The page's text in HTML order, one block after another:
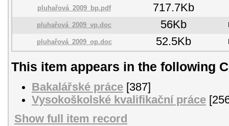
pluhařová_2009_bp.pdf
717.7Kb
pluhařová_2009_vp.doc 56Kb
pluhařová_2009_op.doc 52.5Kb
This item appears in the following
Bakalářské práce [387]
Vysokoškolské kvalifikační práce
Show full item record